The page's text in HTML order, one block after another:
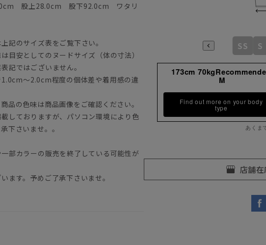
股上28.0cm 股下92.0cm ワタリ
記のサイズ表をご覧下さい。
目安としてのヌードサイズ（体の寸法）
記ではございません。
～2.0cm程度の個体差や着用感の違
品の色味は商品画像をご確認ください。
しておりますが、パソコン環境により色
下さいませ。。
部カラーの販売を終了している可能性が
ます。予めご了承下さいませ。
SS S
173cm
M
Find out more on your body
type
あくま